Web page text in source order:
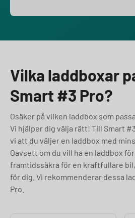
Vilka laddboxar
Smart #3 Pro?
Osäker på vilken laddbox som
Vi hjälper dig välja rätt! Till Smart
vi att du väljer en laddbox med
Oavsett om du vill ha en laddbox
framtidssäkra för en kraftfullare
för dig. Vi rekommenderar dessa
Pro.